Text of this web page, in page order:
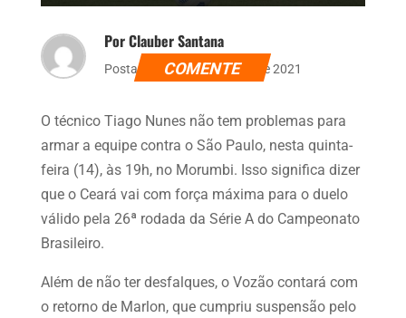
Por Clauber Santana
Postado dia 13 de outubro de 2021
COMENTE
O técnico Tiago Nunes não tem problemas para
armar a equipe contra o São Paulo, nesta quinta-
feira (14), às 19h, no Morumbi. Isso significa dizer
que o Ceará vai com força máxima para o duelo
válido pela 26ª rodada da Série A do Campeonato
Brasileiro.
Além de não ter desfalques, o Vozão contará com
o retorno de Marlon, que cumpriu suspensão pelo